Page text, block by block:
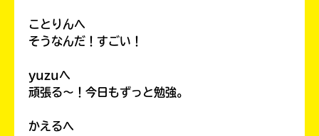
ことりんへ
そうなんだ！すごい！
yuzuへ
頑張る〜！今日もずっと勉強。
かえるへ